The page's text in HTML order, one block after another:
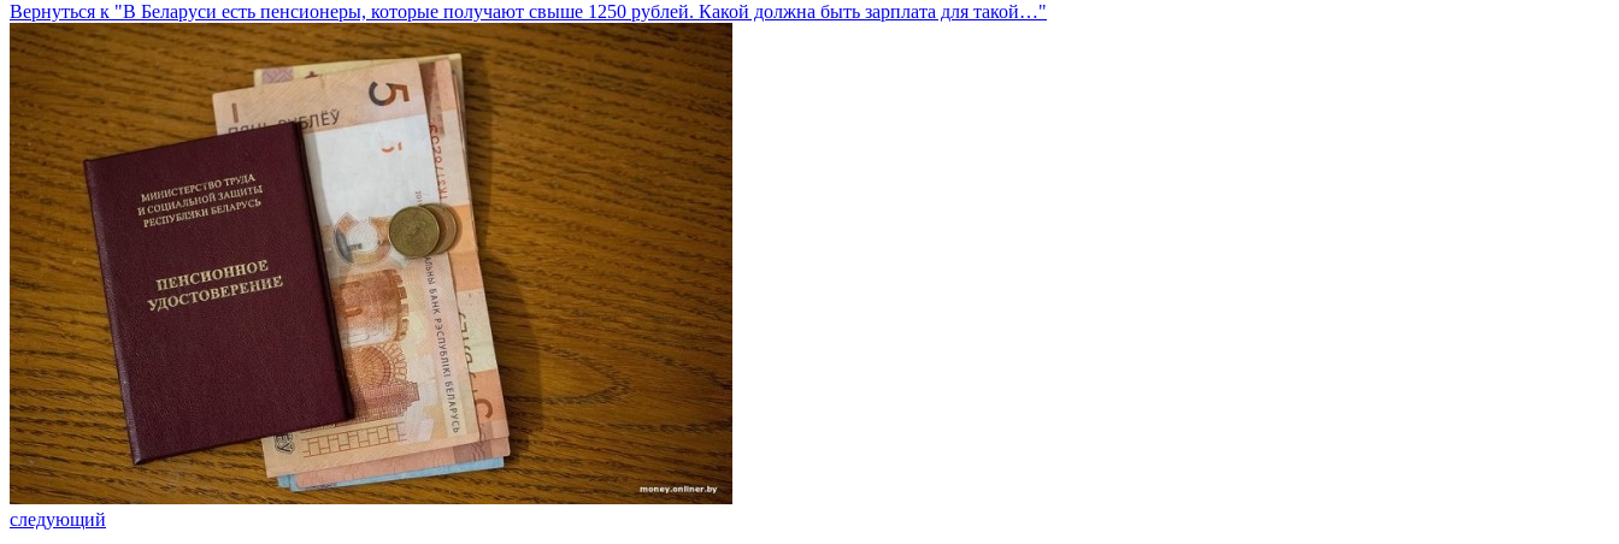
Вернуться к "В Беларуси есть пенсионеры, которые получают свыше 1250 рублей. Какой должна быть зарплата для такой…"
следующий